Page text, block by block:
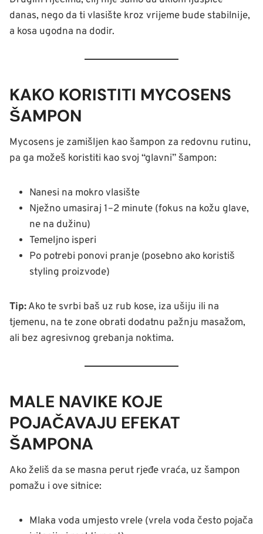
danas, nego da ti vlasište kroz vrijeme bude stabilnije,
a kosa ugodna na dodir.
KAKO KORISTITI MYCOSENS
ŠAMPON
Mycosens je zamišljen kao šampon za redovnu rutinu,
pa ga možeš koristiti kao svoj “glavni” šampon:
Nanesi na mokro vlasište
Nježno umasiraj 1–2 minute (fokus na kožu glave,
ne na dužinu)
Temeljno isperi
Po potrebi ponovi pranje (posebno ako koristiš
styling proizvode)
Tip:Ako te svrbi baš uz rub kose, iza ušiju ili na
tjemenu, na te zone obrati dodatnu pažnju masažom,
ali bez agresivnog grebanja noktima.
MALE NAVIKE KOJE
POJAČAVAJU EFEKAT
ŠAMPONA
Ako želiš da se masna perut rjeđe vraća, uz šampon
pomažu i ove sitnice:
Mlaka voda umjesto vrele (vrela voda često pojača